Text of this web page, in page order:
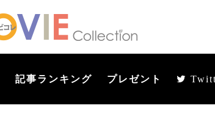
記事ランキング プレゼント